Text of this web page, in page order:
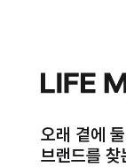
오래 곁에 둘
브랜드를 찾